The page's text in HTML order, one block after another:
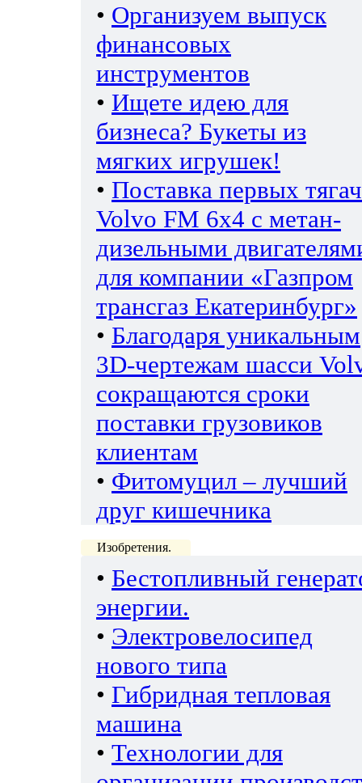
• Организуем выпуск
финансовых
инструментов
• Ищете идею для
бизнеса? Букеты из
мягких игрушек!
• Поставка первых
Volvo FM 6х4 с метан-
дизельными
для компании «Газпром
трансгаз Екатеринбург»
• Благодаря уникальным
3D-чертежам шасси
сокращаются сроки
поставки грузовиков
клиентам
• Фитомуцил – лучший
друг кишечника
Изобретения.
• Бестопливный
энергии.
• Электровелосипед
нового типа
• Гибридная тепловая
машина
• Технологии для